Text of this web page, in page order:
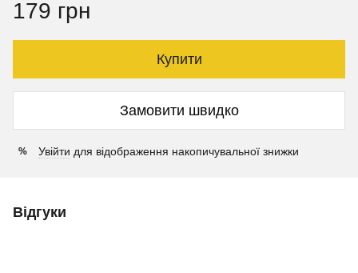
179 грн
Купити
Замовити швидко
% Увійти для відображення накопичувальної знижки
Відгуки